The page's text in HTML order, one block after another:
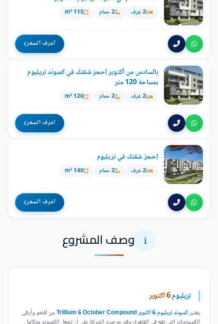
2 غرف 2 حمام 115 m²
اعرف السعر
بالسادس من أكتوبر إحجز شقتك في كمبوند تريليوم
بمساحة 120 متر
2 غرف 2 حمام 120 m²
اعرف السعر
إحجز شقتك في تريليوم
2 غرف 2 حمام 140 m²
اعرف السعر
وصف المشروع
تريليوم6 اكتوبر
يعتبركمبوند تريليوم 6 اكتوبر Trillium 6 October Compound
من أفخم وأرقى